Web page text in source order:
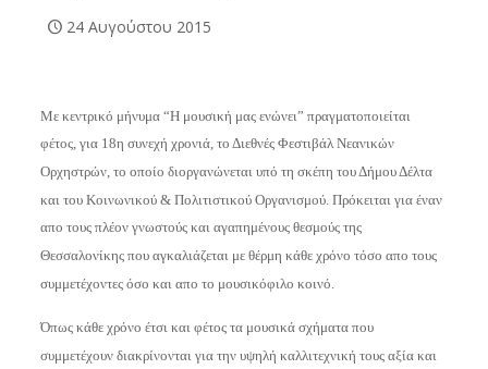
24 Αυγούστου 2015
Με κεντρικό μήνυμα “Η μουσική μας ενώνει” πραγματοποιείται
φέτος, για 18η συνεχή χρονιά, το Διεθνές Φεστιβάλ Νεανικών
Ορχηστρών, το οποίο διοργανώνεται υπό τη σκέπη του Δήμου Δέλτα
και του Κοινωνικού & Πολιτιστικού Οργανισμού. Πρόκειται για έναν
απο τους πλέον γνωστούς και αγαπημένους θεσμούς της
Θεσσαλονίκης που αγκαλιάζεται με θέρμη κάθε χρόνο τόσο απο τους
συμμετέχοντες όσο και απο το μουσικόφιλο κοινό.
Όπως κάθε χρόνο έτσι και φέτος τα μουσικά σχήματα που
συμμετέχουν διακρίνονται για την υψηλή καλλιτεχνική τους αξία και